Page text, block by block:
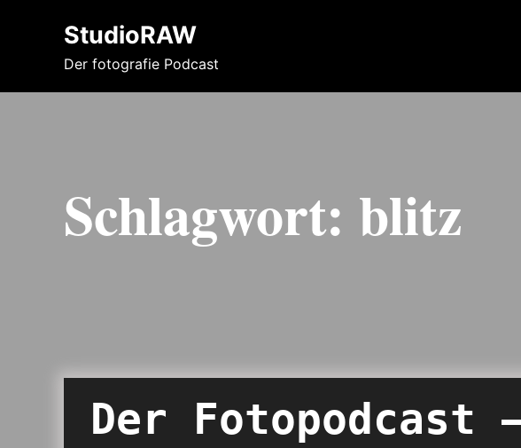
StudioRAW
Der fotografie Podcast
Schlagwort: blitz
Der